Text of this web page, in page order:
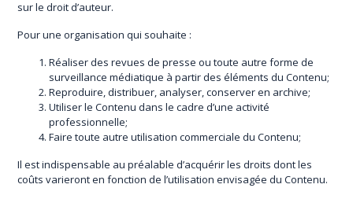
sur le droit d’auteur.
Pour une organisation qui souhaite :
Réaliser des revues de presse ou toute autre forme de
surveillance médiatique à partir des éléments du Contenu;
Reproduire, distribuer, analyser, conserver en archive;
Utiliser le Contenu dans le cadre d’une activité
professionnelle;
Faire toute autre utilisation commerciale du Contenu;
Il est indispensable au préalable d’acquérir les droits dont les
coûts varieront en fonction de l’utilisation envisagée du Contenu.